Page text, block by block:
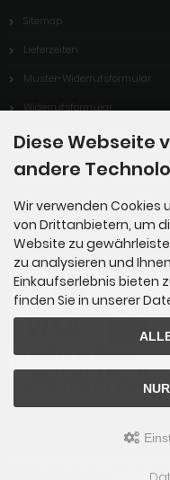
Sitemap
Lieferzeiten
Muster-Widerrufsformular
Widerrufsformular
Zahlungsmöglichkeiten
Über uns
Zahlungsmethoden
ified
Diese Webseite
andere
Wir verwenden Cookies
von Drittanbietern, um
Website zu
zu analysieren und
Einkaufserlebnis bieten
finden Sie in unserer